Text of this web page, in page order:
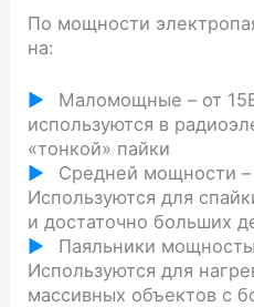
По мощности
на:
Маломощные – от
используются в
«тонкой» пайки
Средней мощности –
Используются для
и достаточно больших
Паяльники
Используются для
массивных объектов с